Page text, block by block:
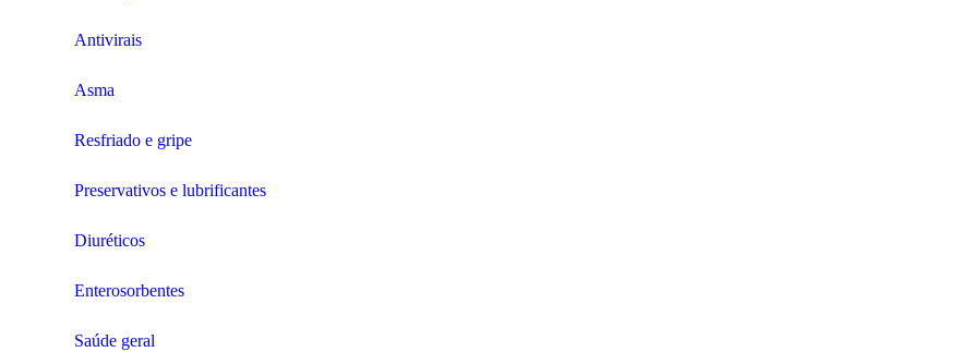
Antivirais
Asma
Resfriado e gripe
Preservativos e lubrificantes
Diuréticos
Enterosorbentes
Saúde geral